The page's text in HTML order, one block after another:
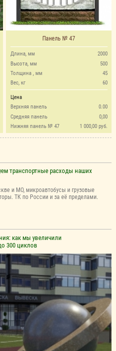
транспортные расходы наших
и МО, микроавтобусы и грузовые
ТК по России и за её пределами.
как мы увеличили
300 циклов
Панель № 47
2000
Длина, мм
500
Высота, мм
45
Толщина , мм
60
Вес, кг
Цена
0.00
Верхняя панель
0,00
Средняя панель
1 000,00 руб.
Нижняя панель № 47